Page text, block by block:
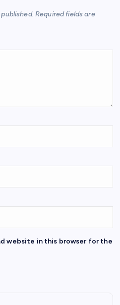
Required fields are
website in this browser for the